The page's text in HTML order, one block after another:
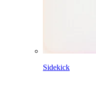
Sidekick